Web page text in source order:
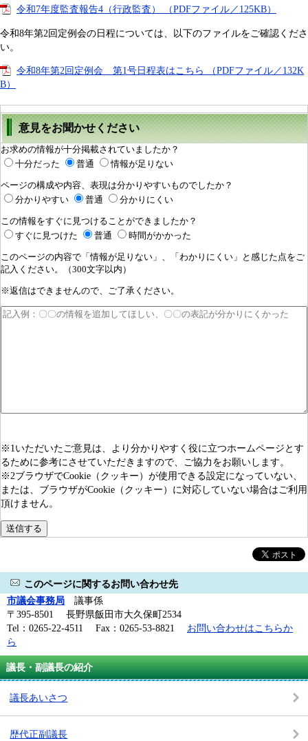
令和7年度監査報告4（行政監査） （PDFファイル／125KB）
令和8年第2回定例会の日程については、以下のファイルをご確認くださ
い。
令和8年第2回定例会 第1号日程表はこちら （PDFファイル／132K
B）
意見をお聞かせください
お求めの情報が十分掲載されていましたか？
十分だった
普通 情報が足りない
ページの構成や内容、表現は分かりやすいものでしたか？
分かりやすい
普通 分かりにくい
この情報をすぐに見つけることができましたか？
すぐに見つけた
普通 時間がかかった
このページの内容で「情報が足りない」、「わかりにくい」と感じた点をご
記入ください。（300文字以内）
※返信はできませんので、ご了承ください。
※1いただいたご意見は、より分かりやすく役に立つホームページとす
るために参考にさせていただきますので、ご協力をお願いします。
※2ブラウザでCookie（クッキー）が使用できる設定になっていない、
または、ブラウザがCookie（クッキー）に対応していない場合はご利用
頂けません。
このページに関するお問い合わせ先
市議会事務局 議事係
〒395-8501 長野県飯田市大久保町2534
Tel：0265-22-4511 Fax：0265-53-8821 お問い合わせはこちらか
ら
議長・副議長の紹介
議長あいさつ
歴代正副議長